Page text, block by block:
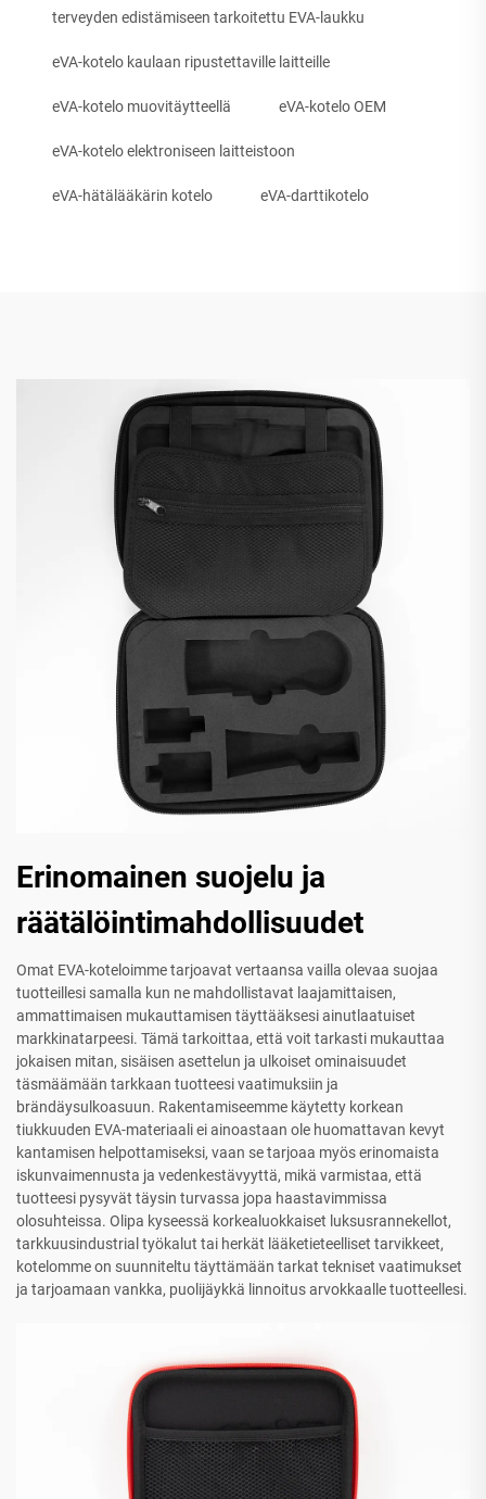
terveyden edistämiseen tarkoitettu EVA-laukku
eVA-kotelo kaulaan ripustettaville laitteille
eVA-kotelo muovitäytteellä eVA-kotelo OEM
eVA-kotelo elektroniseen laitteistoon
eVA-hätälääkärin kotelo eVA-darttikotelo
Erinomainen suojelu ja
räätälöintimahdollisuudet
Omat EVA-koteloimme tarjoavat vertaansa vailla olevaa suojaa
tuotteillesi samalla kun ne mahdollistavat laajamittaisen,
ammattimaisen mukauttamisen täyttääksesi ainutlaatuiset
markkinatarpeesi. Tämä tarkoittaa, että voit tarkasti mukauttaa
jokaisen mitan, sisäisen asettelun ja ulkoiset ominaisuudet
täsmäämään tarkkaan tuotteesi vaatimuksiin ja
brändäysulkoasuun. Rakentamiseemme käytetty korkean
tiukkuuden EVA-materiaali ei ainoastaan ole huomattavan kevyt
kantamisen helpottamiseksi, vaan se tarjoaa myös erinomaista
iskunvaimennusta ja vedenkestävyyttä, mikä varmistaa, että
tuotteesi pysyvät täysin turvassa jopa haastavimmissa
olosuhteissa. Olipa kyseessä korkealuokkaiset luksusrannekellot,
tarkkuusindustrial työkalut tai herkät lääketieteelliset tarvikkeet,
kotelomme on suunniteltu täyttämään tarkat tekniset vaatimukset
ja tarjoamaan vankka, puolijäykkä linnoitus arvokkaalle tuotteellesi.